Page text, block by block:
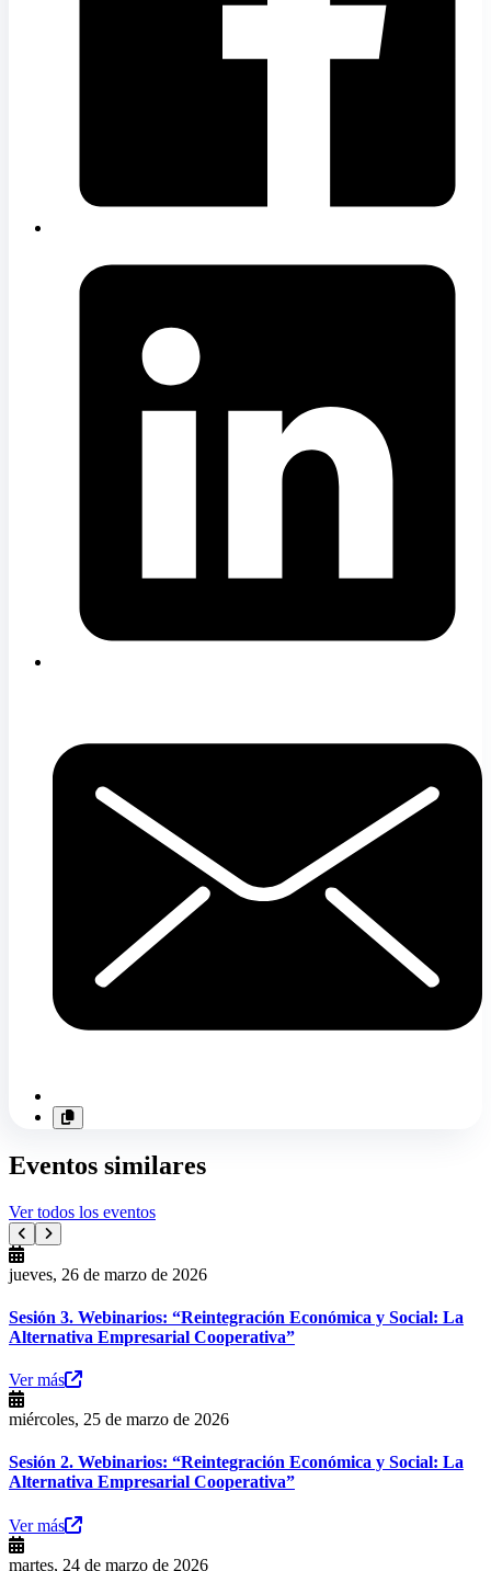
Eventos similares
Ver todos los eventos
jueves, 26 de marzo de 2026
Sesión 3. Webinarios: “Reintegración Económica y Social: La
Alternativa Empresarial Cooperativa”
Ver más
miércoles, 25 de marzo de 2026
Sesión 2. Webinarios: “Reintegración Económica y Social: La
Alternativa Empresarial Cooperativa”
Ver más
martes, 24 de marzo de 2026